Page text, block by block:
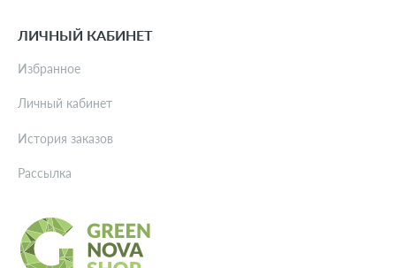
ЛИЧНЫЙ КАБИНЕТ
Избранное
Личный кабинет
История заказов
Рассылка